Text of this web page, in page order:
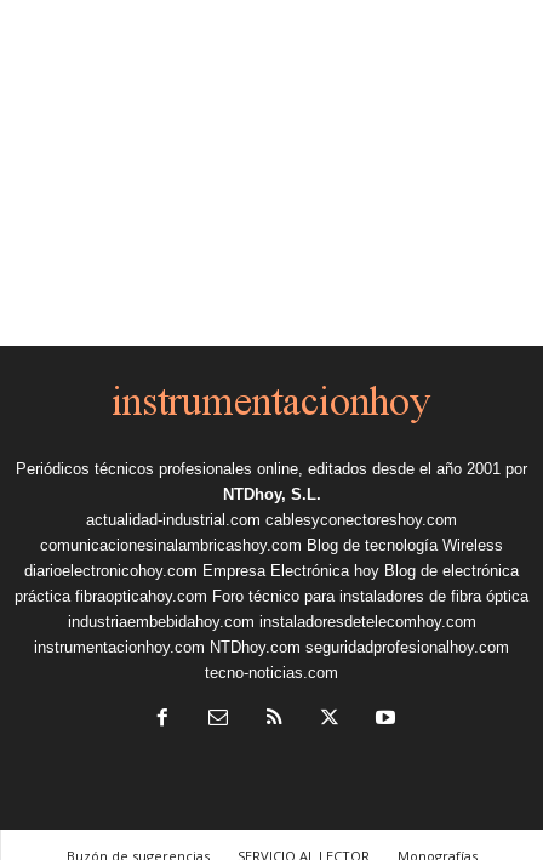
Periódicos técnicos profesionales online, editados desde el año 2001 por
NTDhoy, S.L.
actualidad-industrial.com cablesyconectoreshoy.com
comunicacionesinalambricashoy.com Blog de tecnología Wireless
diarioelectronicohoy.com Empresa Electrónica hoy Blog de electrónica
práctica fibraopticahoy.com Foro técnico para instaladores de fibra óptica
industriaembebidahoy.com instaladoresdetelecomhoy.com
instrumentacionhoy.com NTDhoy.com seguridadprofesionalhoy.com
tecno-noticias.com
Buzón de sugerencias SERVICIO AL LECTOR Monografías